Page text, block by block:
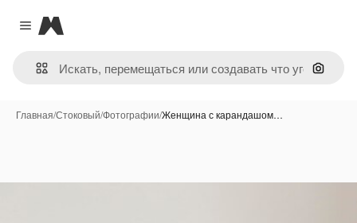
Close menu
Magnific
Поиск
Главная/Стоковый/Фотографии/Женщина с карандашом…